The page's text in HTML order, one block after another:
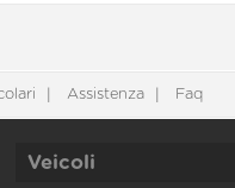
Assistenza Faq
Veicoli